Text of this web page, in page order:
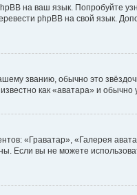
на ваш язык. Попробуйте
phpBB на свой язык.
званию, обычно это
как «аватара» и обычно
«Граватар», «Галерея
Если вы не можете